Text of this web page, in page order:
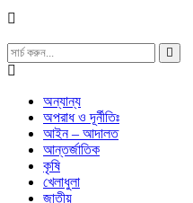
অন্যান্য
অপরাধ ও দূর্নীতিঃ
আইন – আদালত
আন্তর্জাতিক
কৃষি
খেলাধুলা
জাতীয়